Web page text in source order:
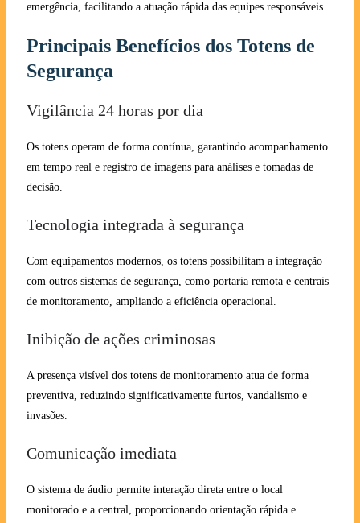
emergência, facilitando a atuação rápida das equipes responsáveis.
Principais Benefícios dos Totens de
Segurança
Vigilância 24 horas por dia
Os totens operam de forma contínua, garantindo acompanhamento
em tempo real e registro de imagens para análises e tomadas de
decisão.
Tecnologia integrada à segurança
Com equipamentos modernos, os totens possibilitam a integração
com outros sistemas de segurança, como portaria remota e centrais
de monitoramento, ampliando a eficiência operacional.
Inibição de ações criminosas
A presença visível dos totens de monitoramento atua de forma
preventiva, reduzindo significativamente furtos, vandalismo e
invasões.
Comunicação imediata
O sistema de áudio permite interação direta entre o local
monitorado e a central, proporcionando orientação rápida e